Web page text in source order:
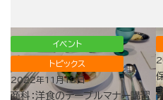
イベント
トピックス
2022年11月18日
商科：洋食のテーブルマナー講習